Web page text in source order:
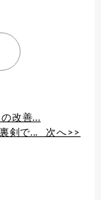
改善...
剣で... 次へ>>